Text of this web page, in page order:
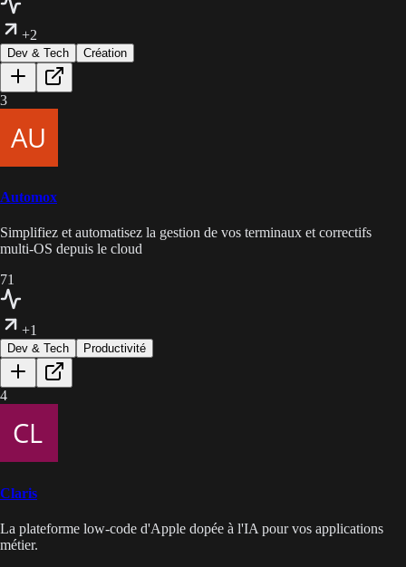
+2
Dev & Tech Création
3
Automox
Simplifiez et automatisez la gestion de vos terminaux et correctifs
multi-OS depuis le cloud
71
+1
Dev & Tech Productivité
4
Claris
La plateforme low-code d'Apple dopée à l'IA pour vos applications
métier.